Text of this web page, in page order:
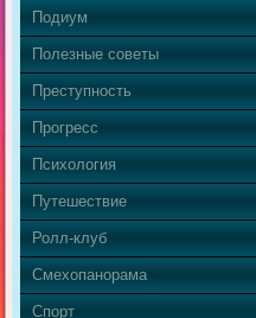
Подиум
Полезные советы
Преступность
Прогресс
Психология
Путешествие
Ролл-клуб
Смехопанорама
Спорт